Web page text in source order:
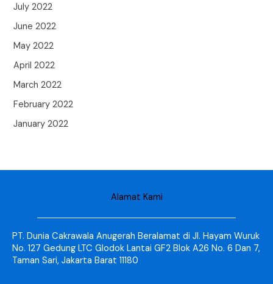
July 2022
June 2022
May 2022
April 2022
March 2022
February 2022
January 2022
Alamat Kami
PT. Dunia Cakrawala Anugerah Beralamat di Jl. Hayam Wuruk
No. 127 Gedung LTC Glodok Lantai GF2 Blok A26 No. 6 Dan 7,
Taman Sari, Jakarta Barat 11180